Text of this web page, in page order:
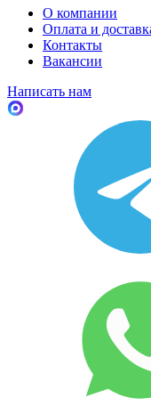
О компании
Оплата и
Контакты
Вакансии
Написать нам